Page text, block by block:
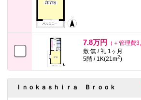
7.8万円
（＋管理費
敷 無 / 礼 1ヶ月
5階 / 1K(21m2)
Ｉｎｏｋａｓｈｉｒａ Ｂｒｏｏｋ